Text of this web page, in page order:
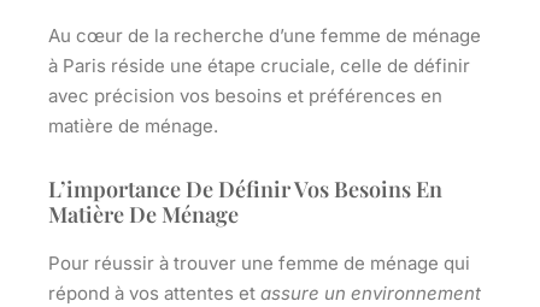
Au cœur de la recherche d’une femme de ménage
à Paris réside une étape cruciale, celle de définir
avec précision vos besoins et préférences en
matière de ménage.
L’importance De Définir Vos Besoins En
Matière De Ménage
Pour réussir à trouver une femme de ménage qui
répond à vos attentes et assure un environnement